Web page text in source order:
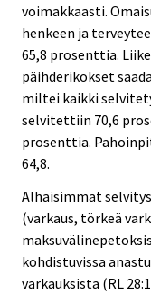
voimakkaasti.
henkeen ja
65,8 prosenttia.
päihderikokset
miltei kaikki
selvitettiin 70,6
prosenttia.
64,8.
Alhaisimmat
(varkaus, törkeä
kohdistuvissa
varkauksista (RL